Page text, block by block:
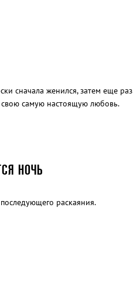
сначала женился, затем еще раз
свою самую настоящую любовь.
НОЧЬ
раскаяния.